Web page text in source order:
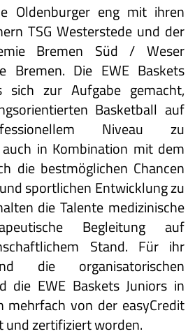
Oldenburger eng mit ihren
TSG Westerstede und der
Bremen Süd / Weser
Bremen. Die EWE Baskets
sich zur Aufgabe gemacht,
Basketball auf
Niveau zu
in Kombination mit dem
die bestmöglichen Chancen
sportlichen Entwicklung zu
die Talente medizinische
Begleitung auf
Stand. Für ihr
die organisatorischen
die EWE Baskets Juniors in
mehrfach von der easyCredit
und zertifiziert worden.